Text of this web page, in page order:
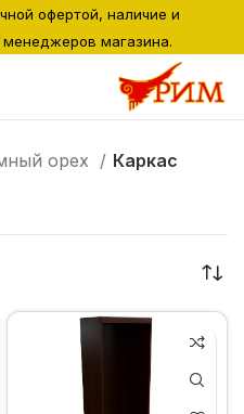
орех
Каркас
офертой, наличие и
менеджеров магазина.